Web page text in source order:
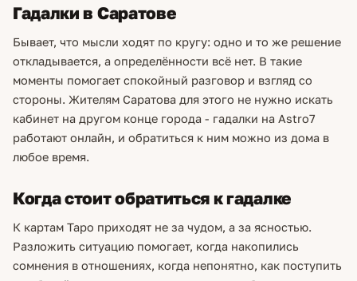
Гадалки в Саратове
Бывает, что мысли ходят по кругу: одно и то же решение
откладывается, а определённости всё нет. В такие
моменты помогает спокойный разговор и взгляд со
стороны. Жителям Саратова для этого не нужно искать
кабинет на другом конце города - гадалки на Astro7
работают онлайн, и обратиться к ним можно из дома в
любое время.
Когда стоит обратиться к гадалке
К картам Таро приходят не за чудом, а за ясностью.
Разложить ситуацию помогает, когда накопились
сомнения в отношениях, когда непонятно, как поступить